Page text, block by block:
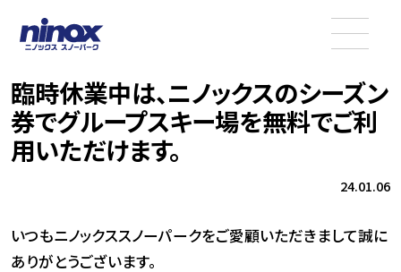
臨時休業中は、ニノックスのシーズン
券でグループスキー場を無料でご利
用いただけます。
24.01.06
いつもニノックススノーパークをご愛顧いただきまして誠に
ありがとうございます。